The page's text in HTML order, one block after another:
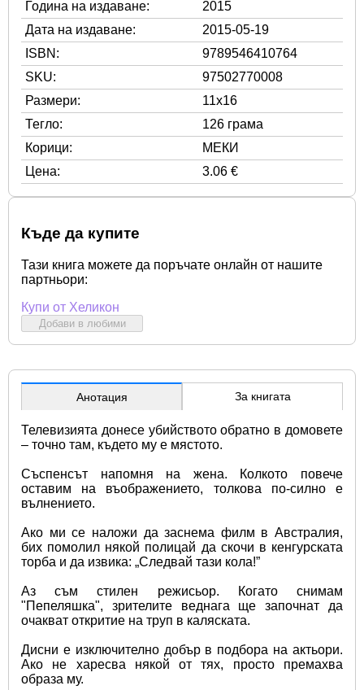
Година на издаване:
2015
Дата на издаване:
2015-05-19
ISBN:
9789546410764
SKU:
97502770008
Размери:
11x16
Тегло:
126 грама
Корици:
МЕКИ
Цена:
3.06 €
Къде да купите
Тази книга можете да поръчате онлайн от нашите
партньори:
Купи от Хеликон
Добави в любими
Анотация За книгата
Телевизията донесе убийството обратно в домовете
– точно там, където му е мястото.
Съспенсът напомня на жена. Колкото повече
оставим на въображението, толкова по-силно е
вълнението.
Ако ми се наложи да заснема филм в Австралия,
бих помолил някой полицай да скочи в кенгурската
торба и да извика: „Следвай тази кола!”
Аз съм стилен режисьор. Когато снимам
"Пепеляшка", зрителите веднага ще започнат да
очакват откритие на труп в каляската.
Дисни е изключително добър в подбора на актьори.
Ако не харесва някой от тях, просто премахва
образа му.